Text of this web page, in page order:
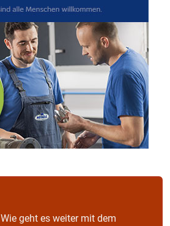
Wie geht es weiter mit dem